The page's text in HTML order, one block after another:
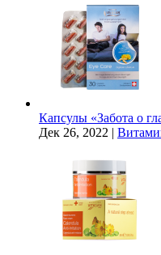
Капсулы «Забота о
Дек 26, 2022 |